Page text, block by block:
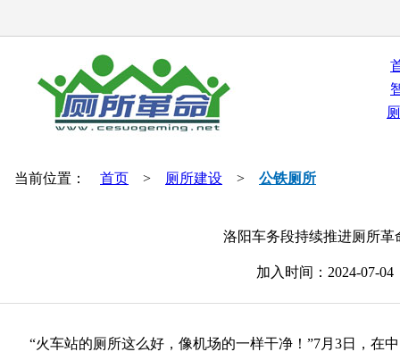
当前位置： 首页 > 厕所建设 > 公铁厕所
洛阳车务段持续推进厕所革
加入时间：2024-07-
“火车站的厕所这么好，像机场的一样干净！”7月3日，在